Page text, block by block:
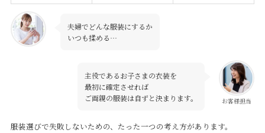
夫婦でどんな服装にするか
いつも揉める…
お客様担当
主役であるお子さまの衣装を
最初に確定させれば
ご両親の服装は自ずと決まります。
服装選びで失敗しないための、たった一つの考え方があります。